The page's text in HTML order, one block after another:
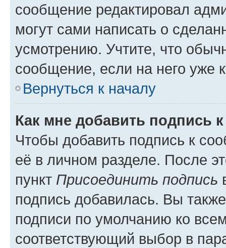
сообщение редактировал
могут сами написать о
усмотрению. Учтите, что
сообщение, если на него уже
Вернуться к началу
Как мне добавить подпись
Чтобы добавить подпись к
её в личном разделе. После
пункт Присоединить подпись
подпись добавилась. Вы
подписи по умолчанию ко
соответствующий выбор в